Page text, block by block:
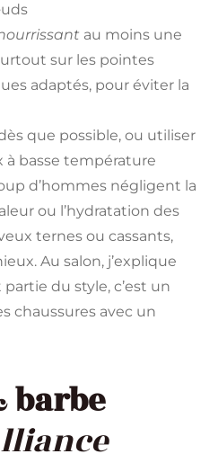
au moins une
sur les pointes
adaptés, pour éviter la
que possible, ou utiliser
à basse température
d’hommes négligent la
ou l’hydratation des
ternes ou cassants,
Au salon, j’explique
du style, c’est un
chaussures avec un
barbe